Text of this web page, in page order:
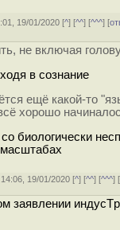
19/01/2020 [^] [^^] [^^^] [
не включая
в сознание
ещё какой-то
хорошо
биологически
19/01/2020 [^] [^^] [^^^] [
заявлении